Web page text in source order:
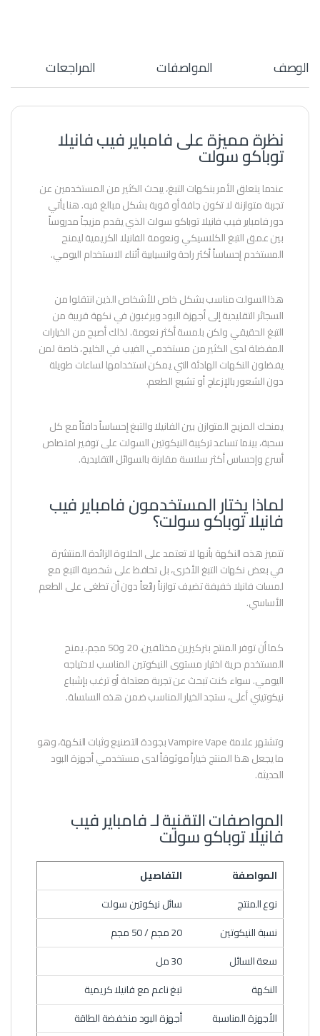
الوصف المواصفات المراجعات
نظرة مميزة على فامباير فيب فانيلا
توباكو سولت
عندما يتعلق الأمر بنكهات التبغ، يبحث الكثير من المستخدمين عن
تجربة متوازنة لا تكون جافة أو قوية بشكل مبالغ فيه. هنا يأتي
دور فامباير فيب فانيلا توباكو سولت الذي يقدم مزيجاً مدروساً
بين عمق التبغ الكلاسيكي ونعومة الفانيلا الكريمية ليمنح
المستخدم إحساساً أكثر راحة وانسيابية أثناء الاستخدام اليومي.
هذا السولت مناسب بشكل خاص للأشخاص الذين انتقلوا من
السجائر التقليدية إلى أجهزة البود ويرغبون في نكهة قريبة من
التبغ الحقيقي ولكن بلمسة أكثر نعومة. لذلك أصبح من الخيارات
المفضلة لدى الكثير من مستخدمي الفيب في الخليج، خاصة لمن
يفضلون النكهات الهادئة التي يمكن استخدامها لساعات طويلة
دون الشعور بالإزعاج أو تشبع الطعم.
يمنحك المزيج المتوازن بين الفانيلا والتبغ إحساساً دافئاً مع كل
سحبة، بينما تساعد تركيبة النيكوتين السولت على توفير امتصاص
أسرع وإحساس أكثر سلاسة مقارنة بالسوائل التقليدية.
لماذا يختار المستخدمون فامباير فيب
فانيلا توباكو سولت؟
تتميز هذه النكهة بأنها لا تعتمد على الحلاوة الزائدة المنتشرة
في بعض نكهات التبغ الأخرى، بل تحافظ على شخصية التبغ مع
لمسات فانيلا خفيفة تضيف توازناً رائعاً دون أن تطغى على الطعم
الأساسي.
كما أن توفر المنتج بتركيزين مختلفين، 20 و50 مجم، يمنح
المستخدم حرية اختيار مستوى النيكوتين المناسب لاحتياجه
اليومي. سواء كنت تبحث عن تجربة معتدلة أو ترغب بإشباع
نيكوتيني أعلى، ستجد الخيار المناسب ضمن هذه السلسلة.
وتشتهر علامة Vampire Vape بجودة التصنيع وثبات النكهة، وهو
ما يجعل هذا المنتج خياراً موثوقاً لدى مستخدمي أجهزة البود
الحديثة.
المواصفات التقنية لـ فامباير فيب
فانيلا توباكو سولت
المواصفة
التفاصيل
نوع المنتج
سائل نيكوتين سولت
نسبة النيكوتين
20 مجم / 50 مجم
سعة السائل
30 مل
النكهة
تبغ ناعم مع فانيلا كريمية
الأجهزة المناسبة
أجهزة البود منخفضة الطاقة